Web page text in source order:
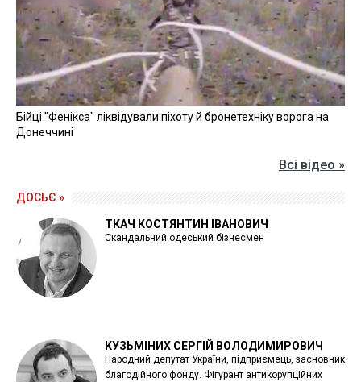
Бійці "Фенікса" ліквідували піхоту й бронетехніку ворога на
Донеччині
Всі відео »
ДОСЬЄ »
ТКАЧ КОСТЯНТИН ІВАНОВИЧ
Скандальний одеський бізнесмен
КУЗЬМІНИХ СЕРГІЙ ВОЛОДИМИРОВИЧ
Народний депутат України, підприємець, засновник
благодійного фонду. Фігурант антикорупційних